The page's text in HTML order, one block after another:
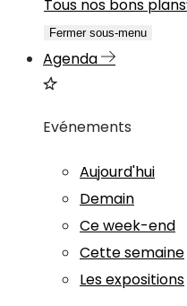
Tous nos bons plans
Fermer sous-menu
Agenda
Evénements
Aujourd'hui
Demain
Ce week-end
Cette semaine
Les expositions